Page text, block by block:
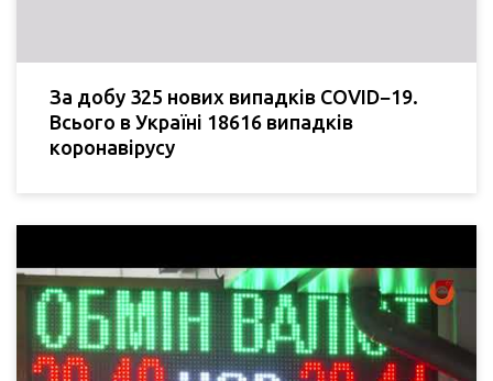
За добу 325 нових випадків COVID−19.
Всього в Україні 18616 випадків
коронавірусу